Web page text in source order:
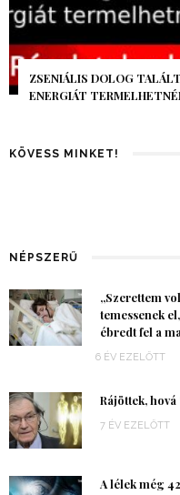
AZ AI-VILÁGVÉGE
EGÉSZ VILÁG
KÖVESS MINKET!
NÉPSZERŰ
„Szerettem
temessenek
ébredt fel a
6 ÉV EZELŐTT
Rájöttek,
7 ÉV EZELŐTT
A lélek még